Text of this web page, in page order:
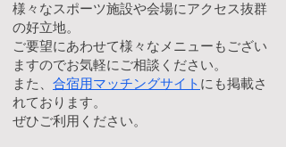
様々なスポーツ施設や会場にアクセス抜群
の好立地。
ご要望にあわせて様々なメニューもござい
ますのでお気軽にご相談ください。
また、 合宿用マッチングサイト にも掲載さ
れております。
ぜひご利用ください。